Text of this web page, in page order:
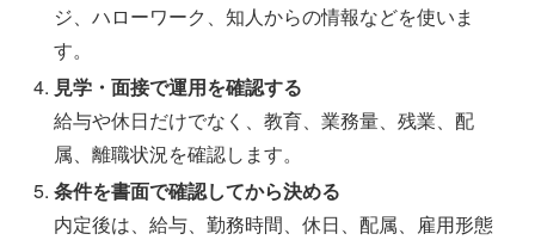
ジ、ハローワーク、知人からの情報などを使いま
す。
見学・面接で運用を確認する
給与や休日だけでなく、教育、業務量、残業、配
属、離職状況を確認します。
条件を書面で確認してから決める
内定後は、給与、勤務時間、休日、配属、雇用形態